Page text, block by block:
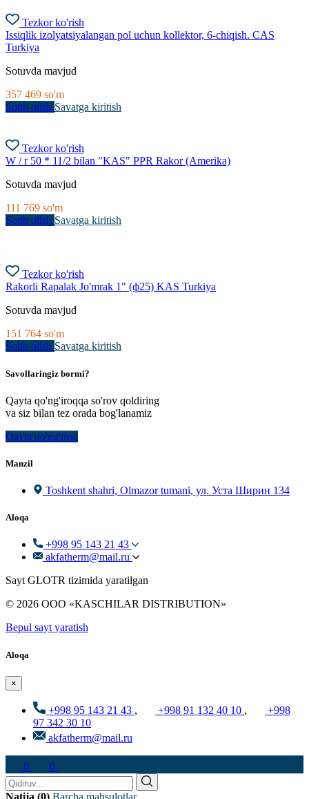
Tezkor ko'rish
Issiqlik izolyatsiyalangan pol uchun kollektor, 6-chiqish. CAS
Turkiya
Sotuvda mavjud
357 469 so'm
Sotib olish Savatga kiritish
Tezkor ko'rish
W / r 50 * 11/2 bilan "KAS" PPR Rakor (Amerika)
Sotuvda mavjud
111 769 so'm
Sotib olish Savatga kiritish
Tezkor ko'rish
Rakorli Rapalak Jo'mrak 1" (ф25) KAS Turkiya
Sotuvda mavjud
151 764 so'm
Sotib olish Savatga kiritish
Savollaringiz bormi?
Qayta qo'ng'iroqqa so'rov qoldiring
va siz bilan tez orada bog'lanamiz
Qayta qo'ng'iroq
Manzil
Toshkent shahri, Olmazor tumani, ул. Уста Ширин 134
Aloqa
+998 95 143 21 43
akfatherm@mail.ru
Sayt GLOTR tizimida yaratilgan
© 2026 ООО «KASCHILAR DISTRIBUTION»
Bepul sayt yaratish
Aloqa
×
+998 95 143 21 43 , +998 91 132 40 10 ,
+998
97 342 30 10
akfatherm@mail.ru
0 0
Natija (0) Barcha mahsulotlar